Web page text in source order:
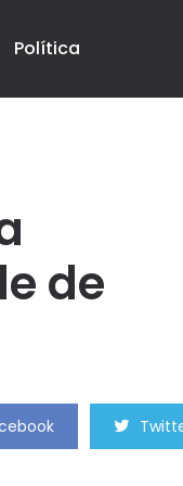
Política
de